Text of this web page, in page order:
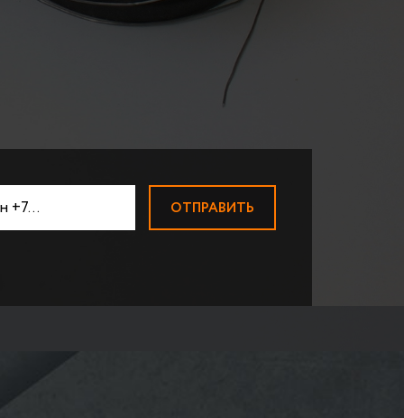
ПРИЕМ ВОЛЬФРАМА
Прием вольфрамовой
Быстрорезы Р6М5